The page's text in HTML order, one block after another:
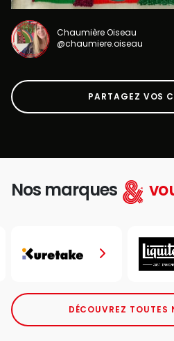
Chaumière Oiseau
@chaumiere.oiseau
PARTAGEZ VOS
Nos marques
DÉCOUVREZ TOUTES